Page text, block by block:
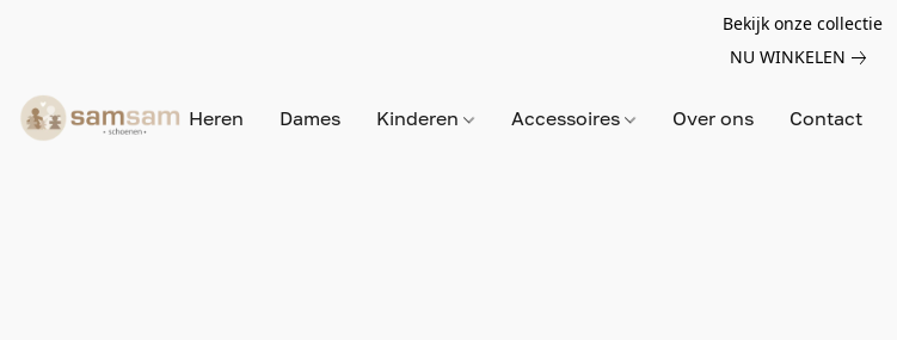
Bekijk onze collectie
NU WINKELEN
Heren Dames Kinderen Accessoires Over ons Contact